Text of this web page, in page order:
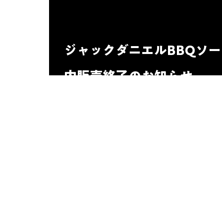
ジャックダニエルBBQソ
内販売終了のお知らせ